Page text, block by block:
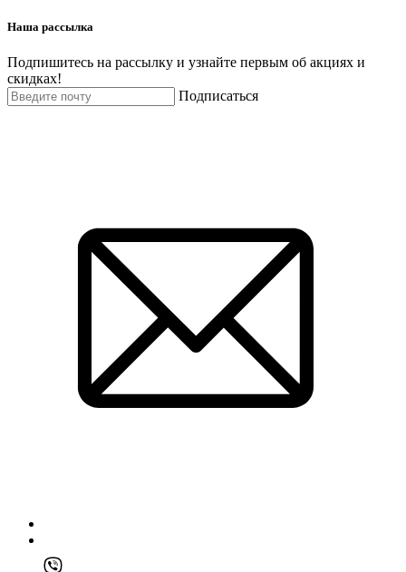
Наша рассылка
Подпишитесь на рассылку и узнайте первым об акциях и
скидках!
Подписаться